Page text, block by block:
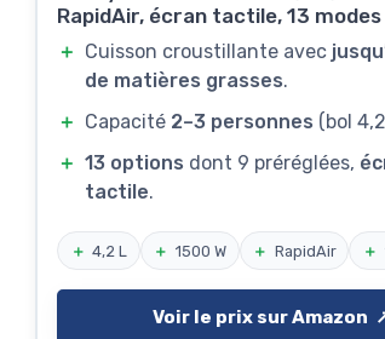
RapidAir, écran tactile, 13 modes
＋ Cuisson croustillante avec
de matières grasses.
＋ Capacité 2–3 personnes (bol
＋ 13 options dont 9 préréglées,
tactile.
＋ 4,2 L ＋ 1500 W ＋ RapidAir ＋
Voir le prix sur Amazon